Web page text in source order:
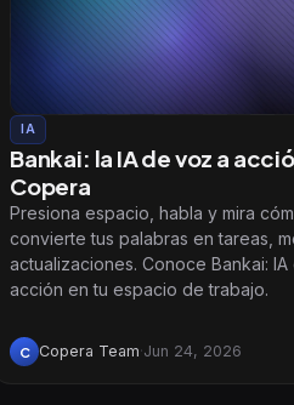
IA
Bankai: la IA de voz a
Copera
Presiona espacio, habla y mira
convierte tus palabras en tareas,
actualizaciones. Conoce Bankai:
acción en tu espacio de trabajo.
C Copera Team·Jun 24, 2026